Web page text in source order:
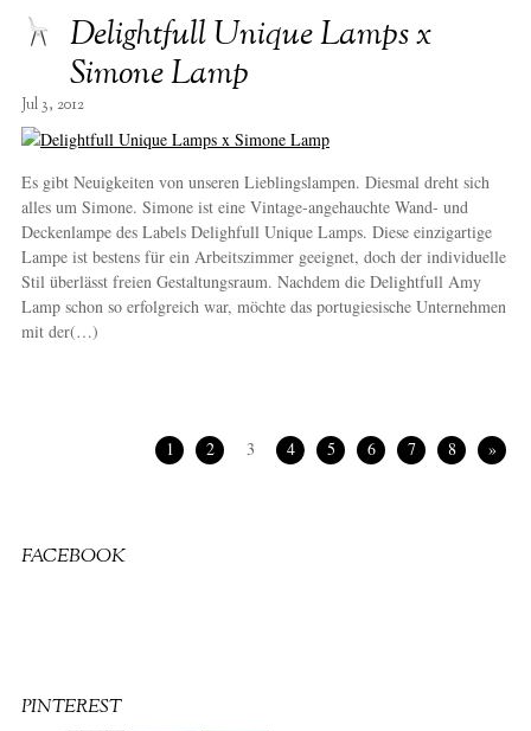
Delightfull Unique Lamps x
Simone Lamp
Jul 3, 2012
Es gibt Neuigkeiten von unseren Lieblingslampen. Diesmal dreht sich
alles um Simone. Simone ist eine Vintage-angehauchte Wand- und
Deckenlampe des Labels Delighfull Unique Lamps. Diese einzigartige
Lampe ist bestens für ein Arbeitszimmer geeignet, doch der individuelle
Stil überlässt freien Gestaltungsraum. Nachdem die Delightfull Amy
Lamp schon so erfolgreich war, möchte das portugiesische Unternehmen
mit der(…)
1 2 3 4 5 6 7 8 »
FACEBOOK
PINTEREST